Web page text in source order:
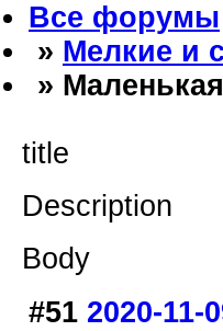
Все форумы
» Мелкие и
»
title
Description
Body
#51 2020-11-